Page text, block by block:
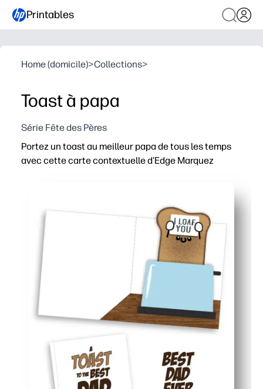
Printables
Home (domicile)>Collections>
Toast à papa
Série Fête des Pères
Portez un toast au meilleur papa de tous les temps
avec cette carte contextuelle d'Edge Marquez